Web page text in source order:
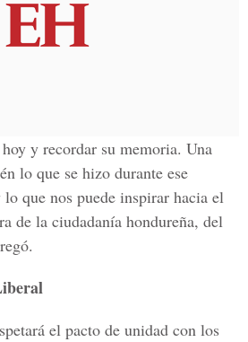
y recordar su memoria. Una
lo que se hizo durante ese
que nos puede inspirar hacia el
de la ciudadanía hondureña, del
el pacto de unidad con los